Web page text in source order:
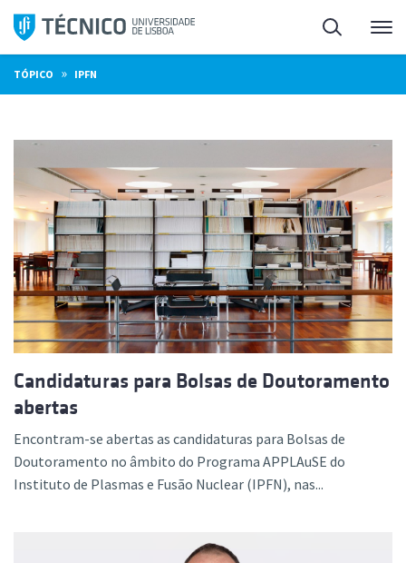
Saltar
para
o
conteúdo
Pesquisa
TÓPICO » IPFN
Candidaturas para Bolsas de Doutoramento
abertas
Encontram-se abertas as candidaturas para Bolsas de
Doutoramento no âmbito do Programa APPLAuSE do
Instituto de Plasmas e Fusão Nuclear (IPFN), nas...